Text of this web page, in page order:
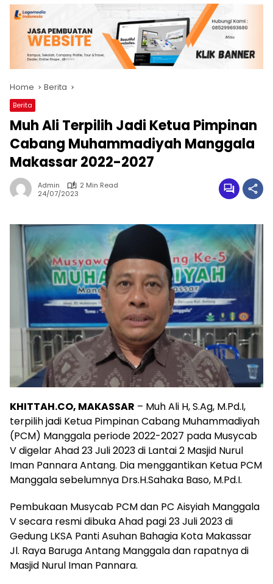
Home Berita
Berita
Muh Ali Terpilih Jadi Ketua Pimpinan
Cabang Muhammadiyah Manggala
Makassar 2022-2027
Admin
2 Min Read
24/07/2023
KHITTAH.CO, MAKASSAR – Muh Ali H, S.Ag, M.Pd.I,
terpilih jadi Ketua Pimpinan Cabang Muhammadiyah
(PCM) Manggala periode 2022-2027 pada Musycab
V digelar Ahad 23 Juli 2023 di Lantai 2 Masjid Nurul
Iman Pannara Antang. Dia menggantikan Ketua PCM
Manggala sebelumnya Drs.H.Sahaka Baso, M.Pd.I.
Pembukaan Musycab PCM dan PC Aisyiah Manggala
V secara resmi dibuka Ahad pagi 23 Juli 2023 di
Gedung LKSA Panti Asuhan Bahagia Kota Makassar
Jl. Raya Baruga Antang Manggala dan rapatnya di
Masjid Nurul Iman Pannara.